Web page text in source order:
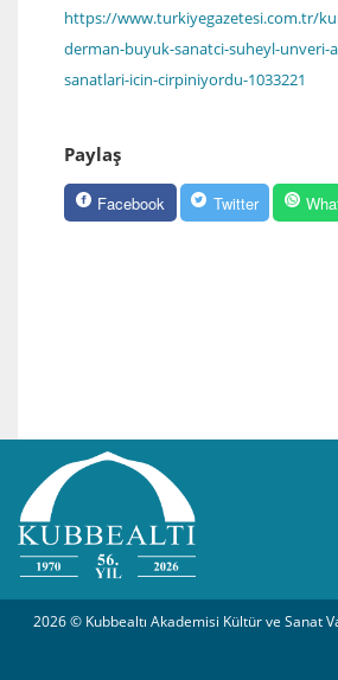
https://www.turkiyegazetesi.com.tr/
derman-buyuk-sanatci-suheyl-unveri-
sanatlari-icin-cirpiniyordu-1033221
Paylaş
Facebook Twitter
2026 © Kubbealtı Akademisi Kültür ve Sanat